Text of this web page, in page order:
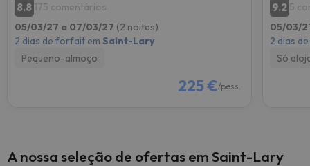
8.8 175 comentários
05/03/27 a 07/03/27 (2 noites)
2 dias de forfait em Saint-Lary
Pequeno-almoço
225 €/pess.
9.2 5
05/03/
2 dias
Só
A nossa seleção de ofertas em Saint-Lary